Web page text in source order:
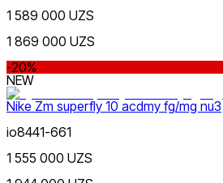
1 589 000 UZS
1 869 000 UZS
-20%
NEW
Nike Zm superfly 10 acdmy fg/mg nu3
io8441-661
1 555 000 UZS